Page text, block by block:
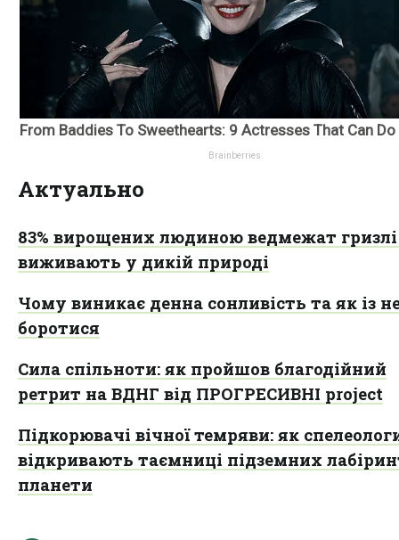
Актуально
83% вирощених людиною ведмежат
виживають у дикій природі
Чому виникає денна сонливість та як із
боротися
Сила спільноти: як пройшов благодійний
ретрит на ВДНГ від ПРОГРЕСИВНІ project
Підкорювачі вічної темряви: як
відкривають таємниці підземних
планети